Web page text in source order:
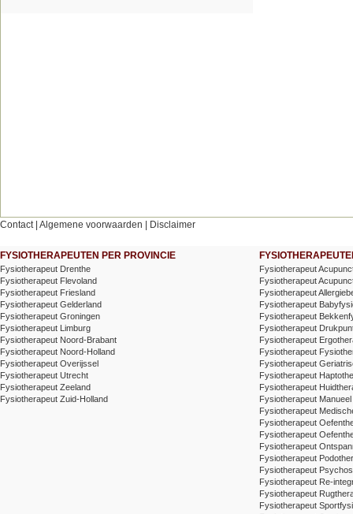
Contact| Algemene voorwaarden Disclaimer
FYSIOTHERAPEUTEN PER PROVINCIE
Fysiotherapeut Drenthe
Fysiotherapeut Flevoland
Fysiotherapeut Friesland
Fysiotherapeut Gelderland
Fysiotherapeut Groningen
Fysiotherapeut Limburg
Fysiotherapeut Noord-Brabant
Fysiotherapeut Noord-Holland
Fysiotherapeut Overijssel
Fysiotherapeut Utrecht
Fysiotherapeut Zeeland
Fysiotherapeut Zuid-Holland
Fysiotherapeut
Fysiotherapeut
Fysiotherapeut
Fysiotherapeut
Fysiotherapeut
Fysiotherapeut
Fysiotherapeut
Fysiotherapeut
Fysiotherapeut
Fysiotherapeut
Fysiotherapeut
Fysiotherapeut
Fysiotherapeut
Fysiotherapeut
Fysiotherapeut
Fysiotherapeut
Fysiotherapeut
Fysiotherapeut
Fysiotherapeut Re-
Fysiotherapeut
Fysiotherapeut